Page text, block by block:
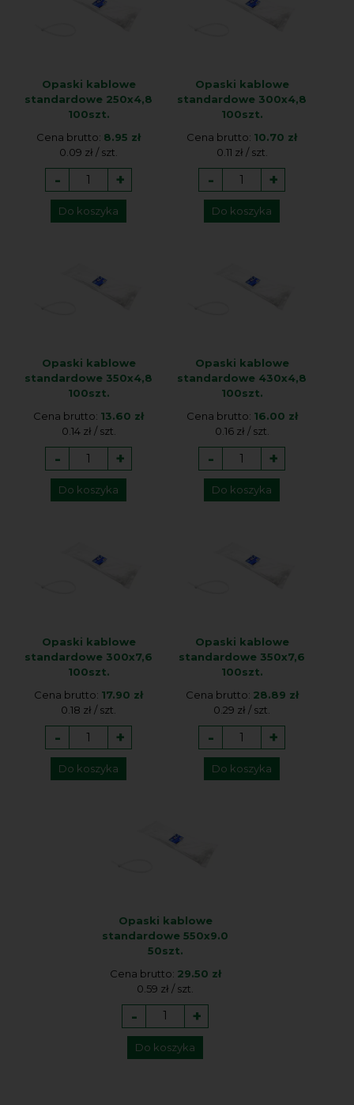
Opaski kablowe
standardowe 250x4,8
100szt.
Cena brutto: 8.95 zł
0.09 zł / szt.
- +
Do koszyka
Opaski kablowe
standardowe 300x4,8
100szt.
Cena brutto: 10.70 zł
0.11 zł / szt.
- +
Do koszyka
Opaski kablowe
standardowe 350x4,8
100szt.
Cena brutto: 13.60 zł
0.14 zł / szt.
- +
Do koszyka
Opaski kablowe
standardowe 430x4,8
100szt.
Cena brutto: 16.00 zł
0.16 zł / szt.
- +
Do koszyka
Opaski kablowe
standardowe 300x7,6
100szt.
Cena brutto: 17.90 zł
0.18 zł / szt.
- +
Do koszyka
Opaski kablowe
standardowe 350x7,6
100szt.
Cena brutto: 28.89 zł
0.29 zł / szt.
- +
Do koszyka
Opaski kablowe
standardowe 550x9.0
50szt.
Cena brutto: 29.50 zł
0.59 zł / szt.
- +
Do koszyka